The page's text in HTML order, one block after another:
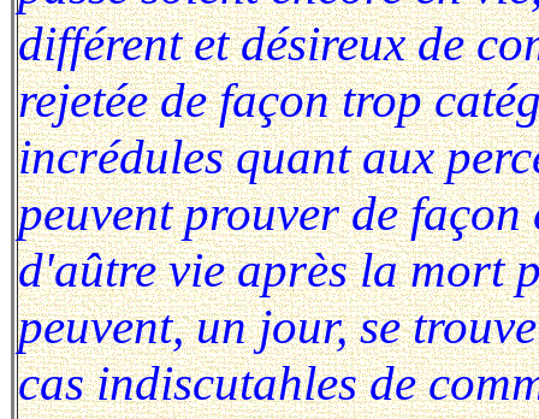
différent et désireux de
rejetée de façon trop
incrédules quant aux
peuvent prouver de
d'aûtre vie après la mort
peuvent, un jour, se
cas indiscutahles de